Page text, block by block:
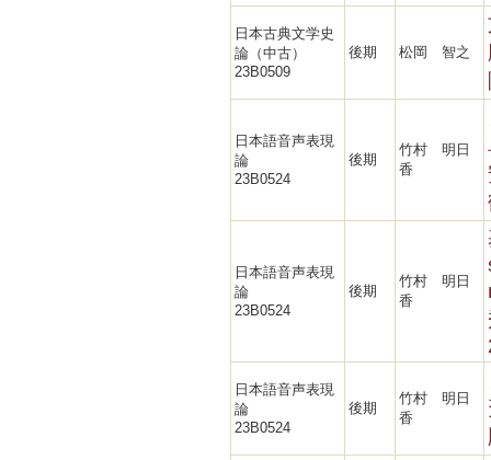
日本古典文学史
論（中古）
23B0509
後期 松岡 智之
日本語音声表現
論
23B0524
後期
竹村 明日
香
日本語音声表現
論
23B0524
後期
竹村 明日
香
日本語音声表現
論
23B0524
後期
竹村 明日
香